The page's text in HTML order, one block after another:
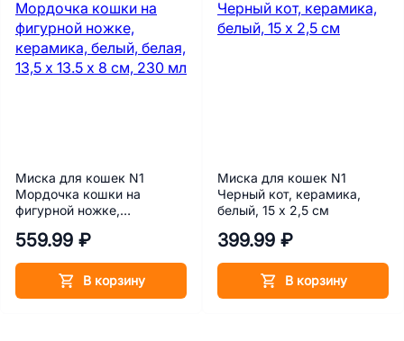
Миска для кошек N1
Мордочка кошки на
фигурной ножке,
13,5 х 13.5 х 8 см, 230 мл
559.99 ₽
В корзину
Миска для кошек N1
Черный кот, керамика,
белый, 15 х 2,5 см
399.99 ₽
В корзину